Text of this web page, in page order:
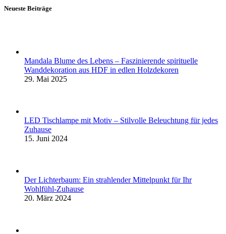
Neueste Beiträge
Mandala Blume des Lebens – Faszinierende spirituelle
Wanddekoration aus HDF in edlen Holzdekoren
29. Mai 2025
LED Tischlampe mit Motiv – Stilvolle Beleuchtung für jedes
Zuhause
15. Juni 2024
Der Lichterbaum: Ein strahlender Mittelpunkt für Ihr
Wohlfühl-Zuhause
20. März 2024